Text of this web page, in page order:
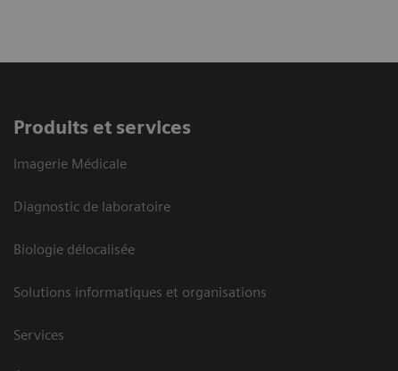
Produits et services
Imagerie Médicale
Diagnostic de laboratoire
Biologie délocalisée
Solutions informatiques et organisations
Services